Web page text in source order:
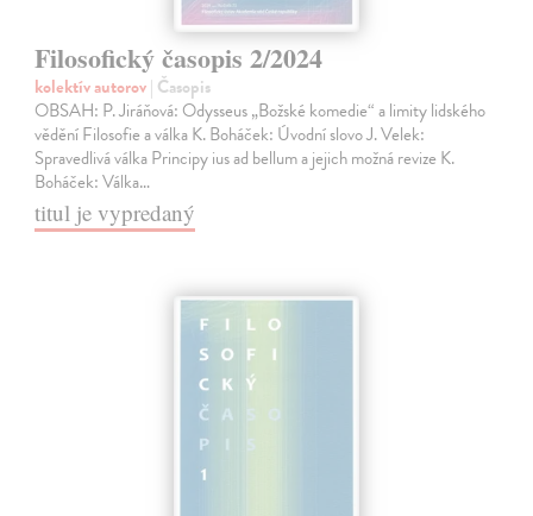
Filosofický časopis 2/2024
kolektív autorov| Časopis
OBSAH: P. Jiráňová: Odysseus „Božské komedie“ a limity lidského
vědění Filosofie a válka K. Boháček: Úvodní slovo J. Velek:
Spravedlivá válka Principy ius ad bellum a jejich možná revize K.
Boháček: Válka…
titul je vypredaný